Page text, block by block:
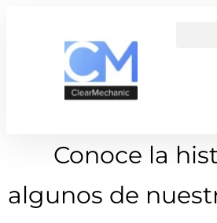
Conoce la
algunos de